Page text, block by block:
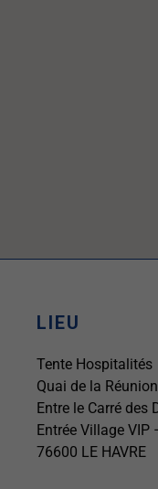
LIEU
Tente Hospitalités
Quai de la Réunion
Entre le Carré des
Entrée Village VIP
76600 LE HAVRE